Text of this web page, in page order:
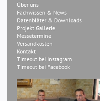
Über uns
Fachwissen & News
Datenbläter & Downloads
Projekt Gallerie
Messetermine
Versandkosten
Kontakt
Timeout bei Instagram
Timeout bei Facebook